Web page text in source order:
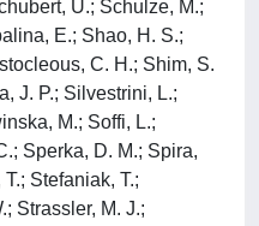
U.; Schulze, M.;
E.; Shao, H. S.;
C. H.; Shim, S.
J. P.; Silvestrini, L.;
M.; Soffi, L.;
Sperka, D. M.; Spira,
Stefaniak, T.;
Strassler, M. J.;